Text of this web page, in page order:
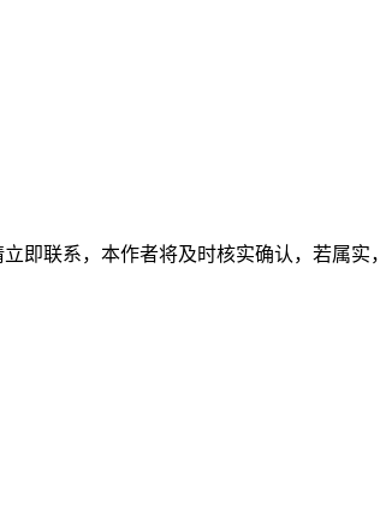
即联系，本作者将及时核实确认，若属实